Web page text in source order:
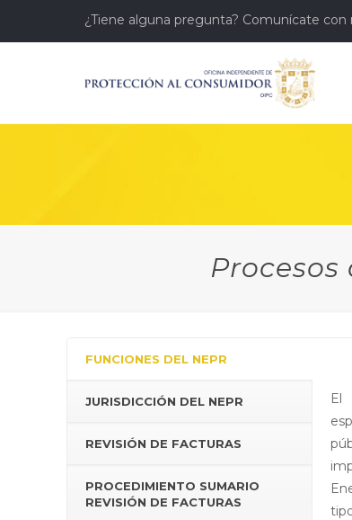
¿Tiene alguna pregunta? Comunícate con
FUNCIONES DEL NEPR
JURISDICCIÓN DEL NEPR
REVISIÓN DE FACTURAS
PROCEDIMIENTO SUMARIO
REVISIÓN DE FACTURAS
El